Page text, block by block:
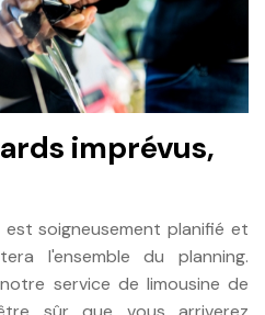
imprévus,
soigneusement planifié et
l'ensemble du planning.
service de limousine de